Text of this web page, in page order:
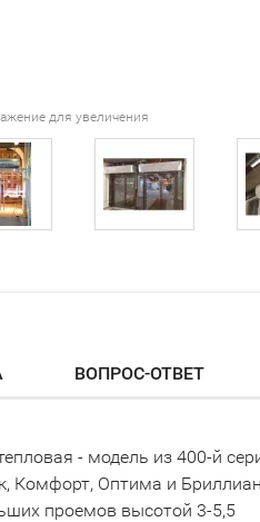
для увеличения
ВОПРОС-ОТВЕТ
- модель из 400-й
Комфорт, Оптима и
проемов высотой 3-5,5